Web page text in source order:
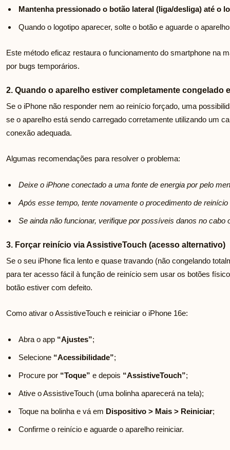
Mantenha pressionado o botão lateral (liga/desliga) até o
Quando o logotipo aparecer, solte o botão e aguarde o
Este método eficaz restaura o funcionamento do smartphone na
por bugs temporários.
2. Quando o aparelho estiver completamente congelado
Se o iPhone não responder nem ao reinício forçado, uma
se o aparelho está sendo carregado corretamente utilizando um
conexão adequada.
Algumas recomendações para resolver o problema:
Deixe o iPhone conectado a uma fonte de energia por pelo
Após esse tempo, tente novamente o procedimento de reinício
Se ainda não funcionar, verifique por possíveis danos no cabo
3. Forçar reinício via AssistiveTouch (acesso alternativo)
Se o seu iPhone fica lento e quase travando (não congelando
para ter acesso fácil à função de reinício sem usar os botões
botão estiver com defeito.
Como ativar o AssistiveTouch e reiniciar o iPhone 16e:
Abra o app “Ajustes”;
Selecione “Acessibilidade”;
Procure por “Toque” e depois “AssistiveTouch”;
Ative o AssistiveTouch (uma bolinha aparecerá na tela);
Toque na bolinha e vá em Dispositivo > Mais > Reiniciar;
Confirme o reinício e aguarde o aparelho reiniciar.